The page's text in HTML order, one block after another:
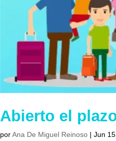
Abierto el
porAna De Miguel Reinoso |Jun